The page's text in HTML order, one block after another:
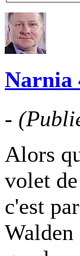
Narnia
-
Alors
volet
c'est